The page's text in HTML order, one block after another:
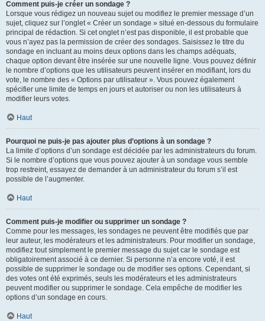
Comment puis-je créer un sondage ?
Lorsque vous rédigez un nouveau sujet ou modifiez le premier message d’un
sujet, cliquez sur l’onglet « Créer un sondage » situé en-dessous du formulaire
principal de rédaction. Si cet onglet n’est pas disponible, il est probable que
vous n’ayez pas la permission de créer des sondages. Saisissez le titre du
sondage en incluant au moins deux options dans les champs adéquats,
chaque option devant être insérée sur une nouvelle ligne. Vous pouvez définir
le nombre d’options que les utilisateurs peuvent insérer en modifiant, lors du
vote, le nombre des « Options par utilisateur ». Vous pouvez également
spécifier une limite de temps en jours et autoriser ou non les utilisateurs à
modifier leurs votes.
Haut
Pourquoi ne puis-je pas ajouter plus d’options à un sondage ?
La limite d’options d’un sondage est décidée par les administrateurs du forum.
Si le nombre d’options que vous pouvez ajouter à un sondage vous semble
trop restreint, essayez de demander à un administrateur du forum s’il est
possible de l’augmenter.
Haut
Comment puis-je modifier ou supprimer un sondage ?
Comme pour les messages, les sondages ne peuvent être modifiés que par
leur auteur, les modérateurs et les administrateurs. Pour modifier un sondage,
modifiez tout simplement le premier message du sujet car le sondage est
obligatoirement associé à ce dernier. Si personne n’a encore voté, il est
possible de supprimer le sondage ou de modifier ses options. Cependant, si
des votes ont été exprimés, seuls les modérateurs et les administrateurs
peuvent modifier ou supprimer le sondage. Cela empêche de modifier les
options d’un sondage en cours.
Haut